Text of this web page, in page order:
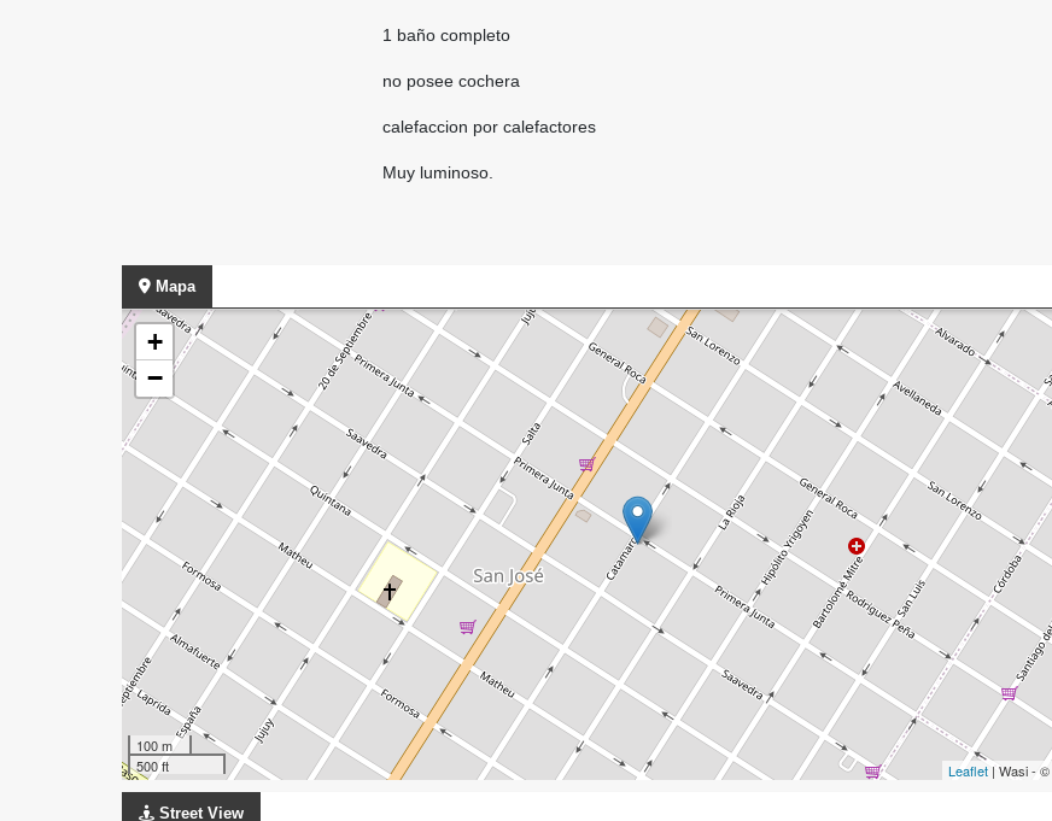
1 baño completo
no posee cochera
calefaccion por calefactores
Muy luminoso.
Mapa
+
−
100 m
500 ft
Leaflet | Wasi - ©
Street View